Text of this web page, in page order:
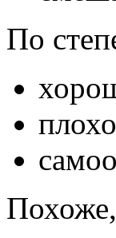
По